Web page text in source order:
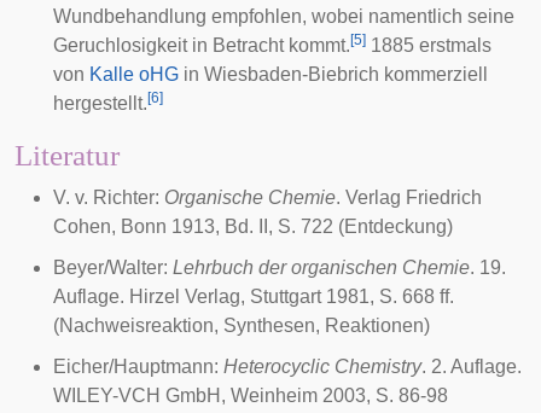
Wundbehandlung empfohlen, wobei namentlich seine
Geruchlosigkeit in Betracht kommt. [5] 1885 erstmals
von Kalle oHG in Wiesbaden-Biebrich kommerziell
hergestellt. [6]
Literatur
V. v. Richter: Organische Chemie. Verlag Friedrich
Cohen, Bonn 1913, Bd. II, S. 722 (Entdeckung)
Beyer/Walter: Lehrbuch der organischen Chemie. 19.
Auflage. Hirzel Verlag, Stuttgart 1981, S. 668 ff.
(Nachweisreaktion, Synthesen, Reaktionen)
Eicher/Hauptmann: Heterocyclic Chemistry. 2. Auflage.
WILEY-VCH GmbH, Weinheim 2003, S. 86-98